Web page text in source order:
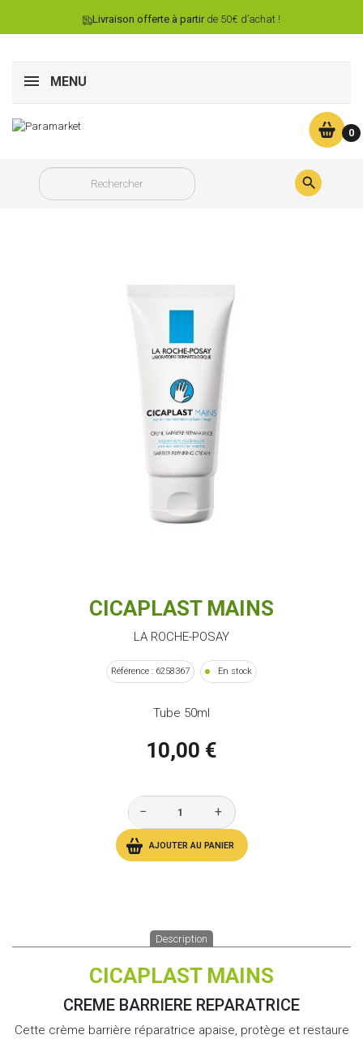
Livraison offerte à partirde 50€ d’achat !
MENU
0

CICAPLAST MAINS
LA ROCHE-POSAY
Référence : 6258367 En stock
Tube 50ml
10,00 €
− +
AJOUTER AU PANIER
Description
CICAPLAST MAINS
CREME BARRIERE REPARATRICE
Cette crème barrière réparatrice apaise, protège et restaure